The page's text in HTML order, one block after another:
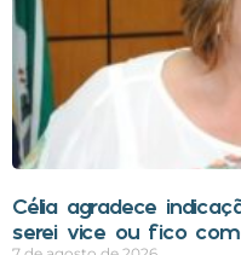
Célia agradece
serei vice ou fico